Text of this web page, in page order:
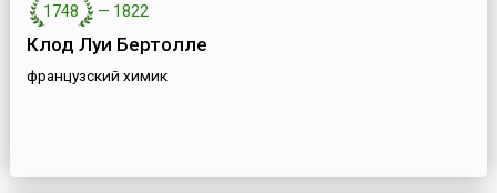
1748 — 1822
Клод Луи Бертолле
французский химик